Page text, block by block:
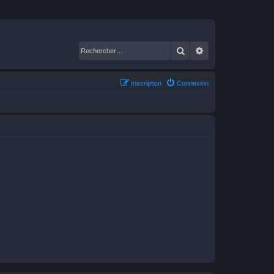
Rechercher
Connexion
Inscription